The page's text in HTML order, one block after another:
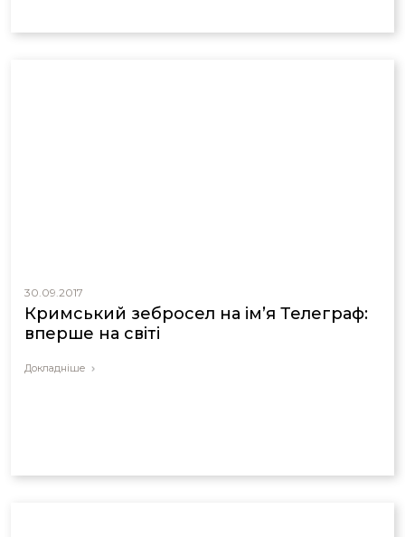
30.09.2017
Кримський зебросел на ім’я Телеграф:
вперше на світі
Докладніше